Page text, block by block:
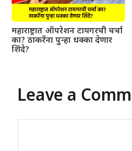
महाराष्ट्रात ऑपरेशन टायगरची चर्चा
का? ठाकरेंना पुन्हा धक्का देणार
शिंदे?
Leave a